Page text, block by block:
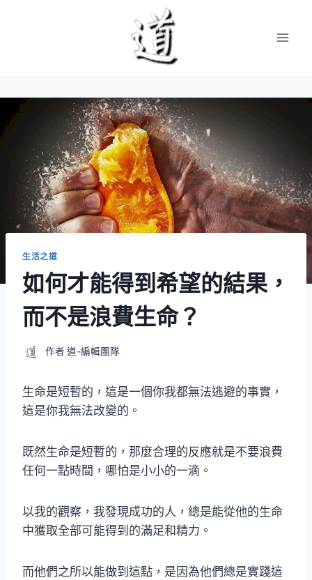
生活之道
如何才能得到希望的結果，
而不是浪費生命？
作者 道-編輯團隊
生命是短暫的，這是一個你我都無法逃避的事實，
這是你我無法改變的。
既然生命是短暫的，那麼合理的反應就是不要浪費
任何一點時間，哪怕是小小的一滴。
以我的觀察，我發現成功的人，總是能從他的生命
中獲取全部可能得到的滿足和精力。
而他們之所以能做到這點，是因為他們總是實踐這